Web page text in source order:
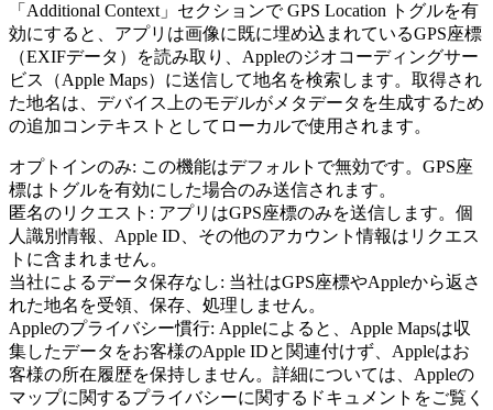
「Additional Context」セクションでGPS Location トグルを有
効にすると、アプリは画像に既に埋め込まれているGPS座標
（EXIFデータ）を読み取り、 Appleのジオコーディングサー
ビス
（Apple Maps）に送信して地名を検索します。取得され
た地名は、デバイス上のモデルがメタデータを生成するため
の追加コンテキストとしてローカルで使用されます。
オプトインのみ: この機能はデフォルトで無効です。GPS座
標はトグルを有効にした場合のみ送信されます。
匿名のリクエスト: アプリはGPS座標のみを送信します。個
人識別情報、Apple ID、その他のアカウント情報はリクエス
トに含まれません。
当社によるデータ保存なし: 当社はGPS座標やAppleから返さ
れた地名を受領、保存、処理しません。
Appleのプライバシー慣行: Appleによると、Apple Mapsは収
集したデータをお客様のApple IDと関連付けず、Appleはお
客様の所在履歴を保持しません。詳細については、Appleの
マップに関するプライバシーに関するドキュメントをご覧く